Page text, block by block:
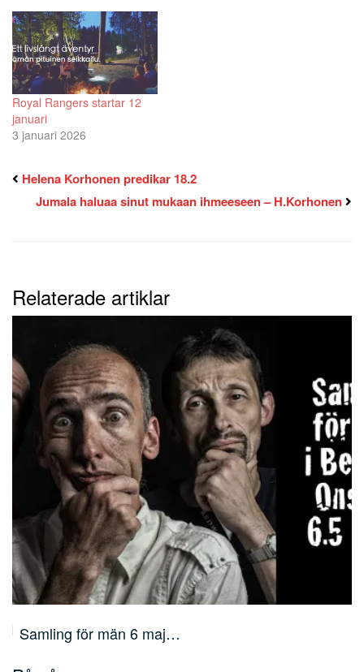
Royal Rangers startar 12
januari
3 januari 2026
Helena Korhonen predikar 18.2
Jumala haluaa sinut mukaan ihmeeseen – H.Korhonen
Relaterade artiklar
Vart går pengarna? Årsmöte 19.4